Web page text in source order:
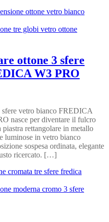
ottone 3 sfere
W3 PRO
vetro bianco FREDICA
nasce per diventare il fulcro
rettangolare in metallo
luminose in vetro bianco
sospesa ordinata, elegante
ricercato. […]